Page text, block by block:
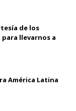
de los
llevarnos a
América Latina